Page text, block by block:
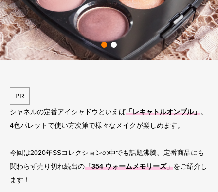
PR
シャネルの定番アイシャドウといえば「レキャトルオンブル」。
4色パレットで使い方次第で様々なメイクが楽しめます。
今回は2020年SSコレクションの中でも話題沸騰、定番商品にも
関わらず売り切れ続出の「354 ウォームメモリーズ」をご紹介し
ます！